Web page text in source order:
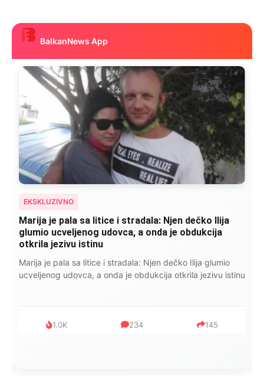
BalkanNews App
EKSKLUZIVNO
Kad se Marin suprug razbolio ona ga kupala,
pelene mu mijenjala: Jedno jutro je poslao po
čokoladu..
Kad se Marin suprug razbolio ona ga kupala, pelene mu
mijenjala: Jedno jutro je poslao po čokoladu..
999 321 234